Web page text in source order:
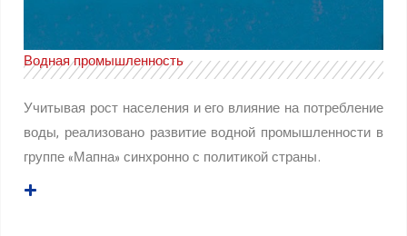
Водная промышленность
Учитывая рост населения и его влияние на потребление
воды, реализовано развитие водной промышленности в
группе «Мапна» синхронно с политикой страны.